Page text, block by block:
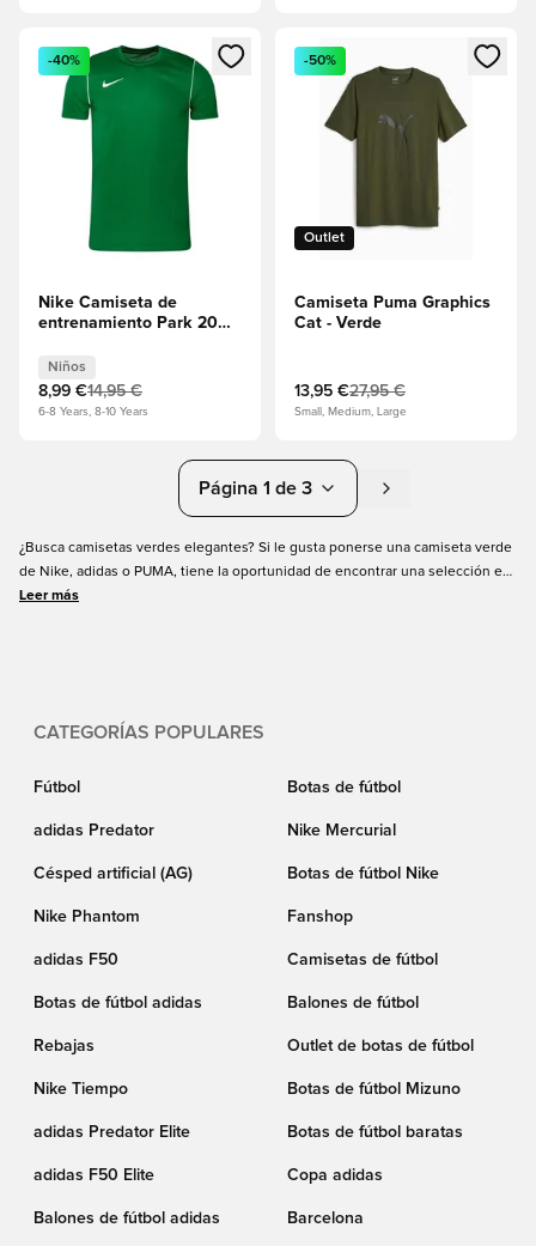
Abre un modal para iniciar sesión o registrarse como
-40%
Nike Camiseta de
entrenamiento Park 20
Niños
Niños
8,99 €14,95 €
6-8 Years, 8-10 Years
Abre un modal para iniciar
Outlet
-50%
Camiseta Puma Graphics
Cat - Verde
13,95 €27,95 €
Small, Medium, Large
Página 1 de 3
¿Busca camisetas verdes elegantes? Si le gusta ponerse una camiseta verde
de Nike, adidas o PUMA, tiene la oportunidad de encontrar una selección en
Unisport. Aquí, en la página, encontrará una amplia gama de camisetas
Leer más
CATEGORÍAS POPULARES
Fútbol Botas de fútbol
adidas Predator Nike Mercurial
Césped artificial (AG) Botas de fútbol Nike
Nike Phantom Fanshop
adidas F50 Camisetas de fútbol
Botas de fútbol adidas Balones de fútbol
Rebajas Outlet de botas de fútbol
Nike Tiempo Botas de fútbol Mizuno
adidas Predator Elite Botas de fútbol baratas
adidas F50 Elite Copa adidas
Balones de fútbol adidas Barcelona